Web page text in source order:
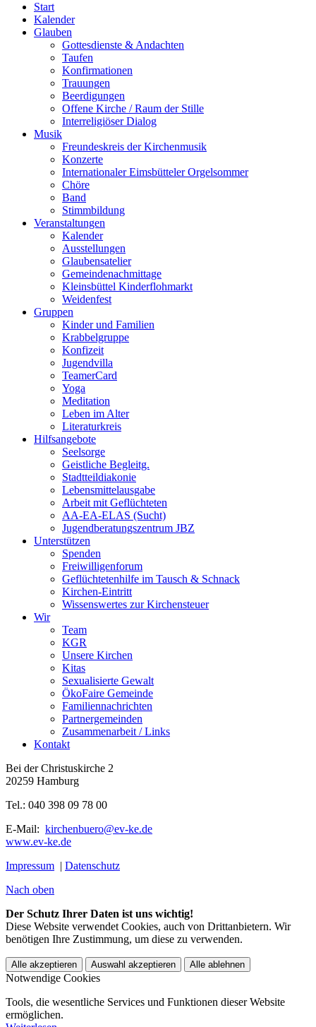
Start
Kalender
Glauben
Gottesdienste & Andachten
Taufen
Konfirmationen
Trauungen
Beerdigungen
Offene Kirche / Raum der Stille
Interreligiöser Dialog
Musik
Freundeskreis der Kirchenmusik
Konzerte
Internationaler Eimsbütteler Orgelsommer
Chöre
Band
Stimmbildung
Veranstaltungen
Kalender
Ausstellungen
Glaubensatelier
Gemeindenachmittage
Kleinsbüttel Kinder­flohmarkt
Weidenfest
Gruppen
Kinder und Familien
Krabbelgruppe
Konfizeit
Jugendvilla
TeamerCard
Yoga
Meditation
Leben im Alter
Literaturkreis
Hilfsangebote
Seelsorge
Geistliche Begleitg.
Stadtteildiakonie
Lebensmittelausgabe
Arbeit mit Geflüchteten
AA-EA-ELAS (Sucht)
Jugendberatungs­zentrum JBZ
Unterstützen
Spenden
Freiwilligenforum
Geflüchtetenhilfe im Tausch & Schnack
Kirchen-Eintritt
Wissenswertes zur Kirchensteuer
Wir
Team
KGR
Unsere Kirchen
Kitas
Sexualisierte Gewalt
ÖkoFaire Gemeinde
Familiennachrichten
Partnergemeinden
Zusammenarbeit / Links
Kontakt
Bei der Christuskirche 2
20259 Hamburg
Tel.: 040 398 09 78 00
E-Mail: kirchenbuero@ev-ke.de
www.ev-ke.de
Impressum | Datenschutz
Nach oben
Der Schutz Ihrer Daten ist uns wichtig!
Diese Website verwendet Cookies, auch von Drittanbietern. Wir
benötigen Ihre Zustimmung, um diese zu verwenden.
Alle akzeptieren Auswahl akzeptieren Alle ablehnen
Notwendige Cookies
Tools, die wesentliche Services und Funktionen dieser Website
ermöglichen.